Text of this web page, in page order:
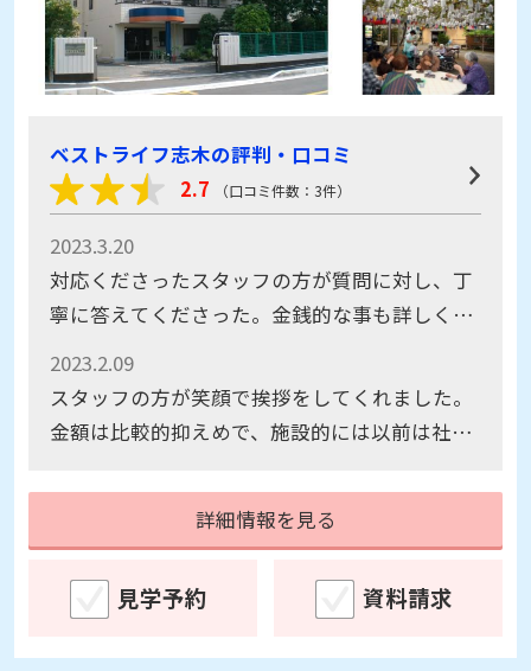
ベストライフ志木の評判・口コミ
2.7
（口コミ件数：3件）
2023.3.20
対応くださったスタッフの方が質問に対し、丁
寧に答えてくださった。金銭的な事も詳しく教
2023.2.09
スタッフの方が笑顔で挨拶をしてくれました。
金額は比較的抑えめで、施設的には以前は社員
ような気がしました。
詳細情報を見る
見学予約 資料請求